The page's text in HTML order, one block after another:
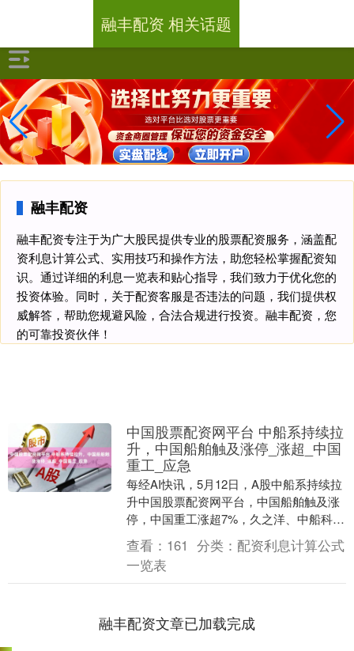
融丰配资
融丰配资专注于为广大股民提供专业的股票配资服务，涵盖配
资利息计算公式、实用技巧和操作方法，助您轻松掌握配资知
识。通过详细的利息一览表和贴心指导，我们致力于优化您的
投资体验。同时，关于配资客服是否违法的问题，我们提供权
威解答，帮助您规避风险，合法合规进行投资。融丰配资，您
的可靠投资伙伴！
融丰配资 相关话题
中国股票配资网平台 中船系持续拉
升，中国船舶触及涨停_涨超_中国
重工_应急
每经AI快讯，5月12日，A股中船系持续拉
升中国股票配资网平台，中国船舶触及涨
停，中国重工涨超7%，久之洋、中船科
技、中船应急纷纷跟涨。 每日经济新闻 发
布于：....
查看： 161 分类： 配资利息计算公式
一览表
融丰配资文章已加载完成